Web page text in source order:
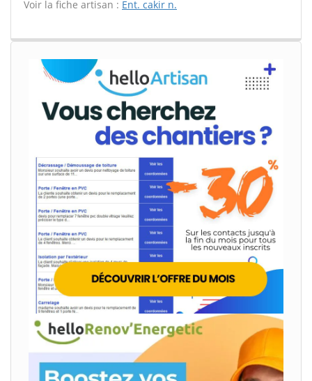
Voir la fiche artisan : Ent. cakir n.